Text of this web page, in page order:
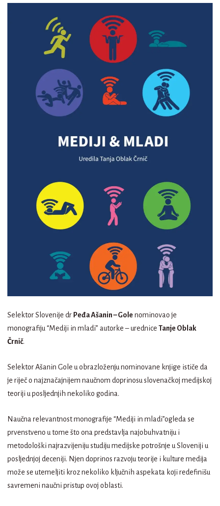
Selektor Slovenije dr Peđa Ašanin – Gole nominovao je
monografiju “Mediji in mladi” autorke – urednice Tanje Oblak
Črnič.
Selektor Ašanin Gole u obrazloženju nominovane knjige ističe da
je riječ o najznačajnijem naučnom doprinosu slovenačkoj medijskoj
teoriji u posljednjih nekoliko godina.
Naučna relevantnost monografije “Mediji in mladi”ogleda se
prvenstveno u tome što ona predstavlja najobuhvatniju i
metodološki najrazvijeniju studiju medijske potrošnje u Sloveniji u
posljednjoj deceniji. Njen doprinos razvoju teorije i kulture medija
može se utemeljiti kroz nekoliko ključnih aspekata koji redefinišu
savremeni naučni pristup ovoj oblasti.